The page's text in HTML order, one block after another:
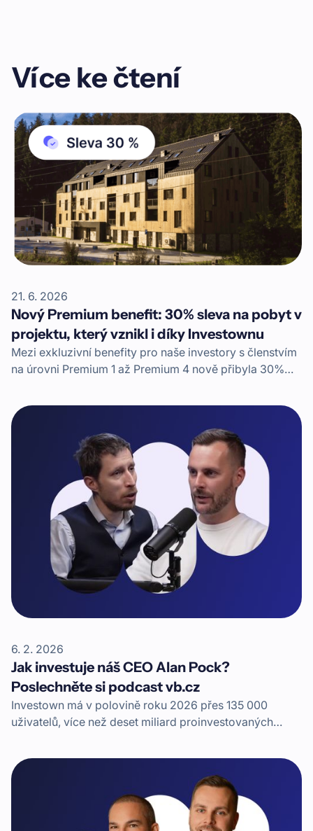
Více ke čtení
21. 6. 2026
Nový Premium benefit: 30% sleva na pobyt v
projektu, který vznikl i díky Investownu
Mezi exkluzivní benefity pro naše investory s členstvím
na úrovni Premium 1 až Premium 4 nově přibyla 30%
Herlíkovice. Moderní horský apartmánový dům, kam si
můžete zajet na rodinnou dovolenou, vznikl i díky
financování skrze Investown.
6. 2. 2026
Jak investuje náš CEO Alan Pock?
Poslechněte si podcast vb.cz
Investown má v polovině roku 2026 přes 135 000
uživatelů, více než deset miliard proinvestovaných
začátky? To vše prozradí v podcastu jeden ze
spoluzakladatelů a současný CEO, Alan Pock.